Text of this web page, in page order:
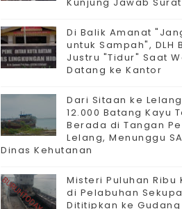
Di Balik Amanat
untuk Sampah", DLH
Justru "Tidur" Saat
Datang ke Kantor
Dari Sitaan ke
12.000 Batang Kayu
Berada di Tangan
Lelang, Menunggu
Dinas Kehutanan
Misteri Puluhan Ribu
di Pelabuhan
Dititipkan ke